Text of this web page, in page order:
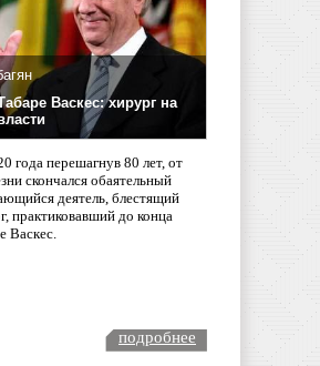
Васкес: хирург на
года перешагнув 80 лет, от
скончался обаятельный
деятель, блестящий
практиковавший до конца
Васкес.
подробнее